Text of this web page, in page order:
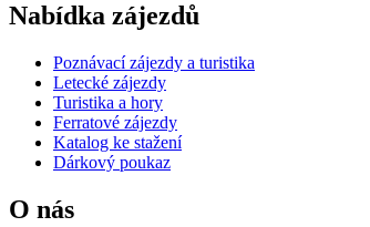
Nabídka zájezdů
Poznávací zájezdy a turistika
Letecké zájezdy
Turistika a hory
Ferratové zájezdy
Katalog ke stažení
Dárkový poukaz
O nás